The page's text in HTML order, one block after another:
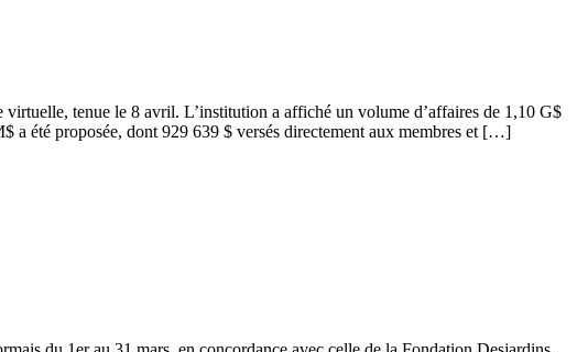
tenue le 8 avril. L’institution a affiché un volume d’affaires de 1,10 G$
a été proposée, dont 929 639 $ versés directement aux membres et […]